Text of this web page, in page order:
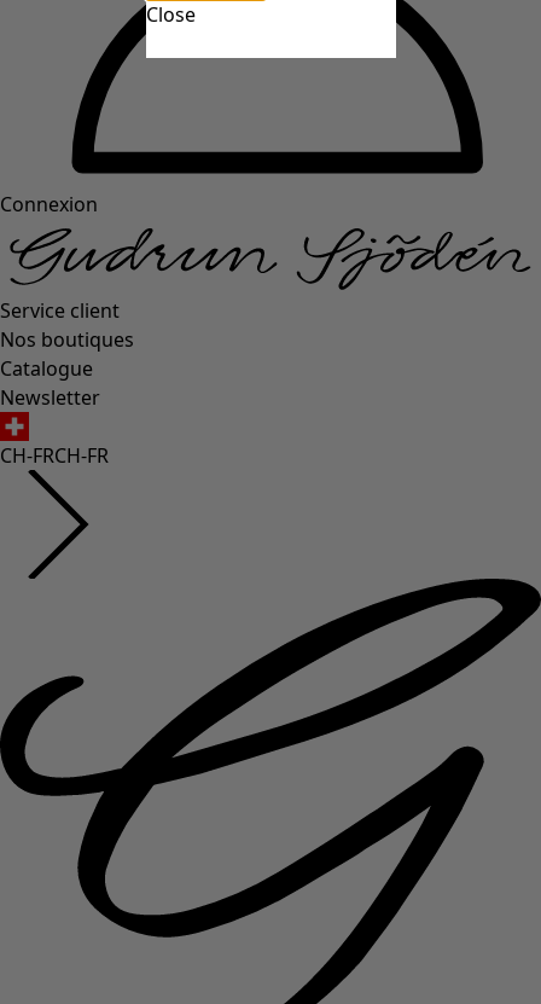
Connexion
Service client
Nos boutiques
Catalogue
Newsletter
CH-FRCH-FR
Close